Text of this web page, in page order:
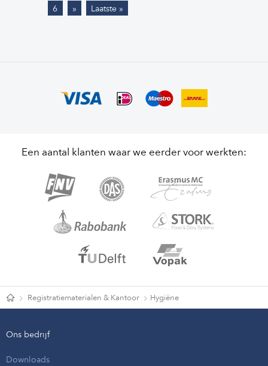
6
» Laatste »
Een aantal klanten waar we eerder voor werkten:
Registratiematerialen & Kantoor Hygiëne
Ons bedrijf
Downloads